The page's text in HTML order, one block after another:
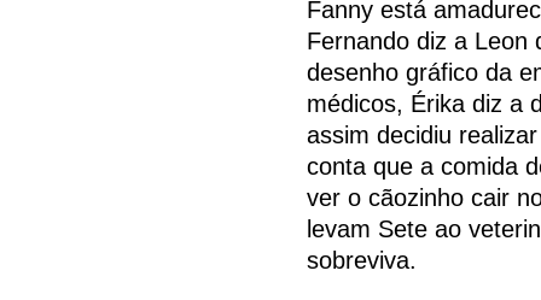
Fanny está
Fernando diz a Leon
desenho gráfico da
médicos, Érika diz a
assim decidiu
conta que a comida
ver o cãozinho cair
levam Sete ao
sobreviva.